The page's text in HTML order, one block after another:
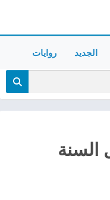
الجديد روايات
السنة